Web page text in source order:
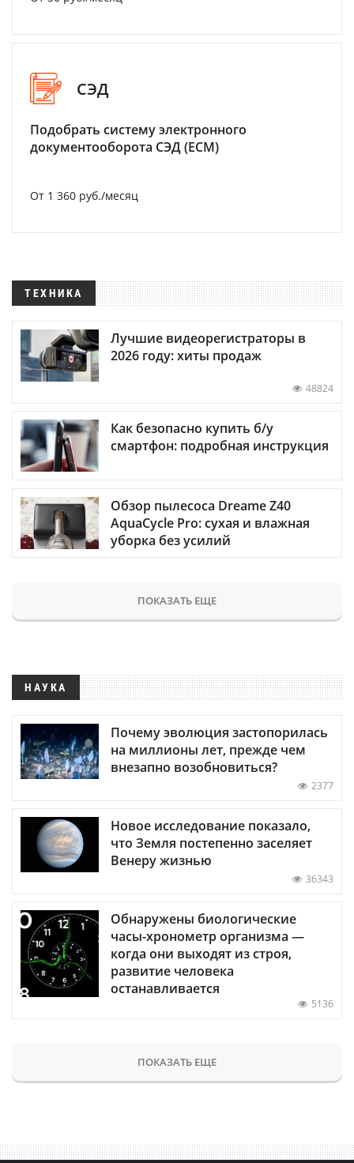
СЭД
Подобрать систему электронного
документооборота СЭД (ECM)
От 1 360 руб./месяц
ТЕХНИКА
Лучшие видеорегистраторы в
2026 году: хиты продаж
48824
Как безопасно купить б/у
смартфон: подробная инструкция
Обзор пылесоса Dreame Z40
AquaCycle Pro: сухая и влажная
уборка без усилий
ПОКАЗАТЬ ЕЩЕ
НАУКА
Почему эволюция застопорилась
на миллионы лет, прежде чем
внезапно возобновиться?
2377
Новое исследование показало,
что Земля постепенно заселяет
Венеру жизнью
36343
Обнаружены биологические
часы-хронометр организма —
когда они выходят из строя,
развитие человека
останавливается
5136
ПОКАЗАТЬ ЕЩЕ